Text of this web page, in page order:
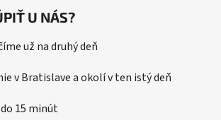
U NÁS?
už na druhý deň
v Bratislave a okolí v ten istý deň
15 minút